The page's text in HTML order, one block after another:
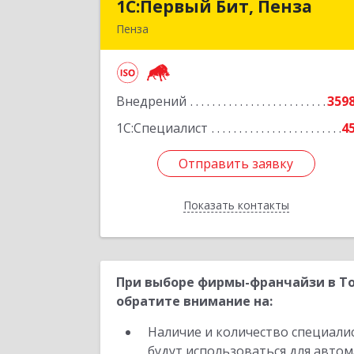
1С:Первый Бит, Пенза
Пенза
Внедрений
1С:Специалист
Отправить заявку
Показать контакты
1С:Первый Бит, Пенза
Московская ул, дом № 15, пом.1
Отправить заявку
Назад
При выборе фирмы-франчайзи в
обратите внимание на:
Наличие и количество